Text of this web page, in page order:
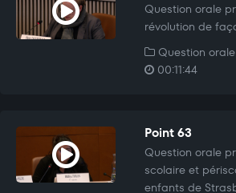
Question orale
révolution de
Question orale
00:11:44
Point 63
Question orale
scolaire et
enfants de